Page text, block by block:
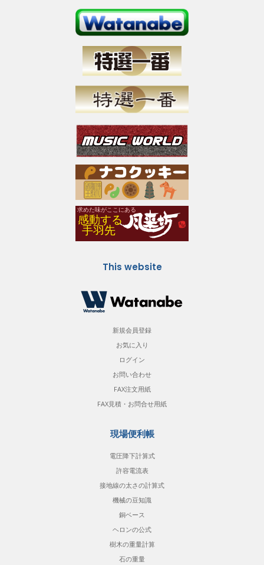
This website
新規会員登録
お気に入り
ログイン
お問い合わせ
FAX注文用紙
FAX見積・お問合せ用紙
現場便利帳
電圧降下計算式
許容電流表
接地線の太さの計算式
機械の豆知識
銅ベース
ヘロンの公式
樹木の重量計算
石の重量